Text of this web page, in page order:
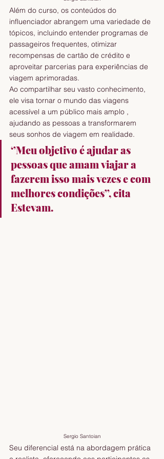
Além do curso, os conteúdos do
influenciador abrangem uma variedade de
tópicos, incluindo entender programas de
passageiros frequentes, otimizar
recompensas de cartão de crédito e
aproveitar parcerias para experiências de
viagem aprimoradas.
Ao compartilhar seu vasto conhecimento,
ele visa tornar o mundo das viagens
acessível a um público mais amplo ,
ajudando as pessoas a transformarem
seus sonhos de viagem em realidade.
‘’Meu objetivo é ajudar as
pessoas que amam viajar a
fazerem isso mais vezes e com
melhores condições’’, cita
Estevam.
Sergio Santoian
Seu diferencial está na abordagem prática